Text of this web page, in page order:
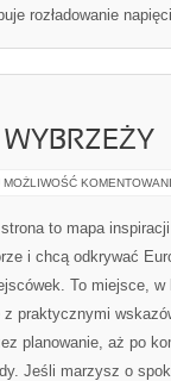
rozładowanie
MOŻLIWOŚĆ
to mapa
i chcą odkrywać
To miejsce,
z praktycznymi
planowanie, aż po
Jeśli marzysz o